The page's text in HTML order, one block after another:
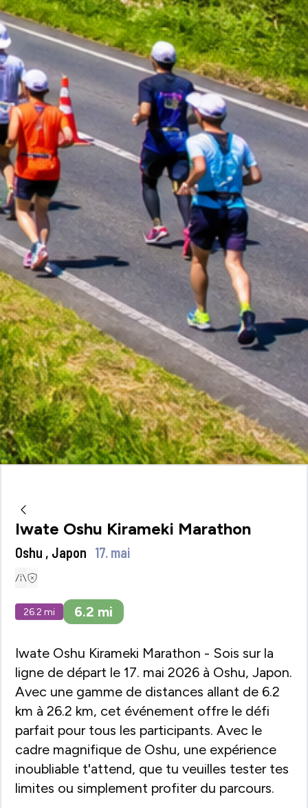
Iwate Oshu Kirameki Marathon
Oshu , Japon 17. mai
26.2 mi 6.2 mi
Iwate Oshu Kirameki Marathon - Sois sur la
ligne de départ le 17. mai 2026 à Oshu, Japon.
Avec une gamme de distances allant de 6.2
km à 26.2 km, cet événement offre le défi
parfait pour tous les participants. Avec le
cadre magnifique de Oshu, une expérience
inoubliable t'attend, que tu veuilles tester tes
limites ou simplement profiter du parcours.